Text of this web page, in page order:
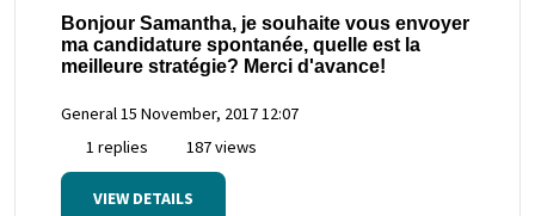
Bonjour Samantha, je souhaite vous envoyer
ma candidature spontanée, quelle est la
meilleure stratégie? Merci d'avance!
General15 November, 2017 12:07
1 replies
187 views
VIEW DETAILS